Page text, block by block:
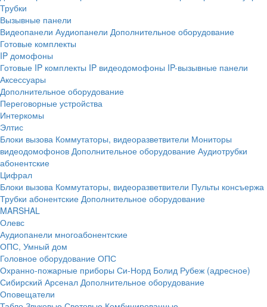
Трубки
Вызывные панели
Видеопанели Аудиопанели Дополнительное оборудование
Готовые комплекты
IP домофоны
Готовые IP комплекты IP видеодомофоны IP-вызывные панели
Аксессуары
Дополнительное оборудование
Переговорные устройства
Интеркомы
Элтис
Блоки вызова Коммутаторы, видеоразветвители Мониторы
видеодомофонов Дополнительное оборудование Аудиотрубки
абонентские
Цифрал
Блоки вызова Коммутаторы, видеоразветвители Пульты консъержа
Трубки абонентские Дополнительное оборудование
MARSHAL
Олевс
Аудиопанели многоабонентские
ОПС, Умный дом
Головное оборудование ОПС
Охранно-пожарные приборы Си-Норд Болид Рубеж (адресное)
Сибирский Арсенал Дополнительное оборудование
Оповещатели